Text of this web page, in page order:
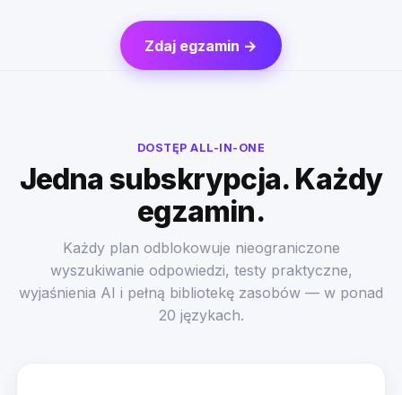
Zdaj egzamin →
DOSTĘP ALL-IN-ONE
Jedna subskrypcja. Każdy
egzamin.
Każdy plan odblokowuje nieograniczone
wyszukiwanie odpowiedzi, testy praktyczne,
wyjaśnienia AI i pełną bibliotekę zasobów — w ponad
20 językach.